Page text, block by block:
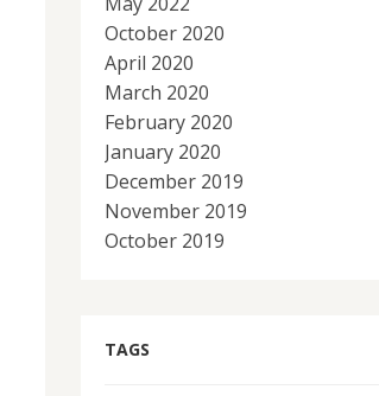
October 2020
April 2020
March 2020
February 2020
January 2020
December 2019
November 2019
October 2019
TAGS